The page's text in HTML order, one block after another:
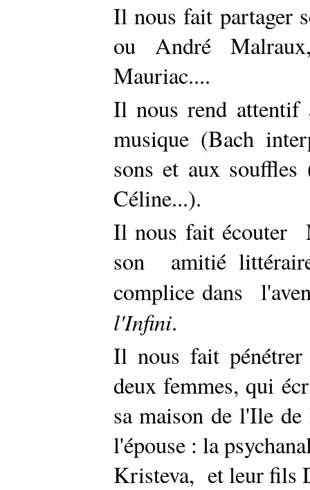
Il nous fait partager
ou André
Mauriac....
Il nous rend
musique (Bach
sons et aux
Céline...).
Il nous fait écouter
son amitié
complice dans
l'Infini.
Il nous fait pénétrer
deux femmes, qui
sa maison de l'Ile
l'épouse : la
Kristeva, et leur fils